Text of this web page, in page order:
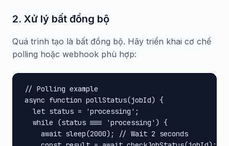
2. Xử lý bất đồng bộ
Quá trình tạo là bất đồng bộ. Hãy triển khai cơ chế
polling hoặc webhook phù hợp:
// Polling example
async function pollStatus(jobId) {
  let status = 'processing';
  while (status === 'processing') {
    await sleep(2000); // Wait 2 seconds